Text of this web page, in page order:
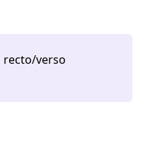
recto/verso